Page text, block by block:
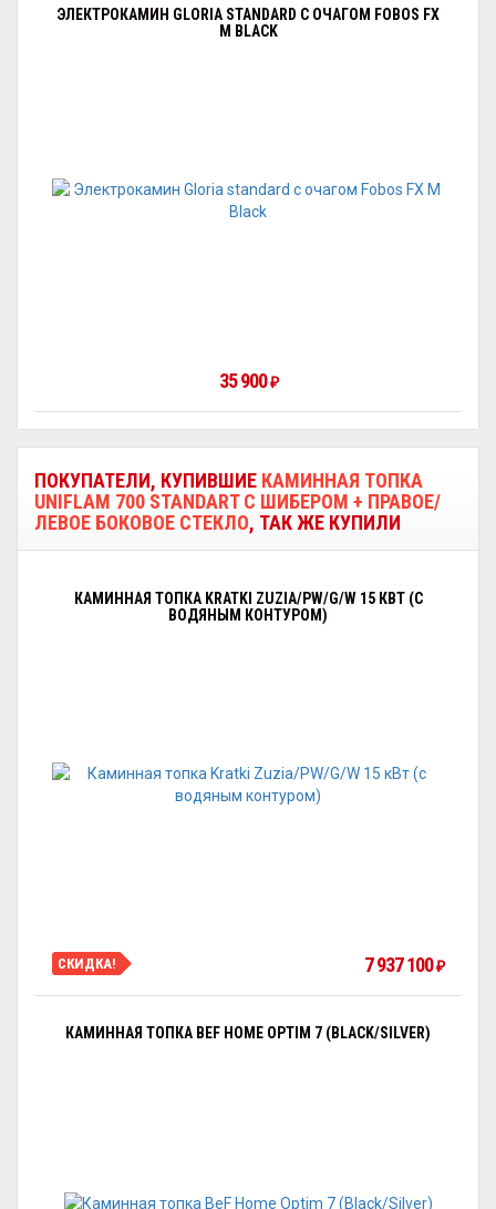
ЭЛЕКТРОКАМИН GLORIA STANDARD С ОЧАГОМ FOBOS FX
M BLACK
35 900₽
ПОКУПАТЕЛИ, КУПИВШИЕ КАМИННАЯ ТОПКА
UNIFLAM 700 STANDART С ШИБЕРОМ + ПРАВОЕ/
ЛЕВОЕ БОКОВОЕ СТЕКЛО, ТАК ЖЕ КУПИЛИ
КАМИННАЯ ТОПКА KRATKI ZUZIA/PW/G/W 15 КВТ (С
ВОДЯНЫМ КОНТУРОМ)
СКИДКА! 7 937 100₽
КАМИННАЯ ТОПКА BEF HOME OPTIM 7 (BLACK/SILVER)